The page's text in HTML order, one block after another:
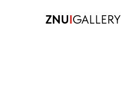
ZNUIGALLERY